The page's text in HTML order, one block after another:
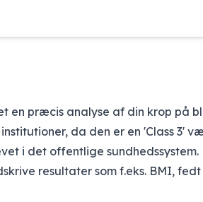
en præcis analyse af din krop på
da den er en 'Class 3'
i det offentlige sundhedssystem.
resultater som f.eks. BMI, fedt